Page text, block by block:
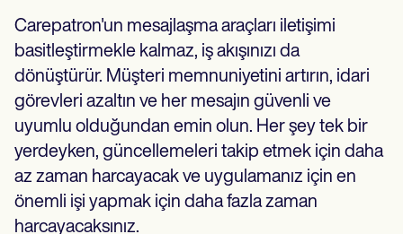
Carepatron'un mesajlaşma araçları iletişimi
basitleştirmekle kalmaz, iş akışınızı da
dönüştürür. Müşteri memnuniyetini artırın, idari
görevleri azaltın ve her mesajın güvenli ve
uyumlu olduğundan emin olun. Her şey tek bir
yerdeyken, güncellemeleri takip etmek için daha
az zaman harcayacak ve uygulamanız için en
önemli işi yapmak için daha fazla zaman
harcayacaksınız.